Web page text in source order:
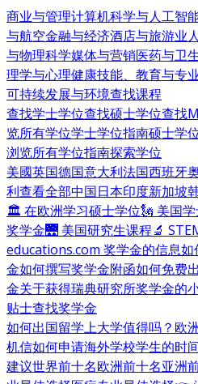
商业与管理计算机科学与人工智
与航空金融与经济酒店与旅游业
与物理科学媒体与营销医药与卫
理学与心理健康技能、教育与专
可持续发展与环境查找课程
查找学士学位查找硕士学位查找
览所有学位学士学位指南硕士学
浏览所有学位指南探索学位
美國英国德国意大利法国西班牙
利查看全部中国日本印度新加坡
🏛 在欧洲学习硕士学位🗽 美国
奖学金🌉 美国研究生课程🔬
educations.com 奖学金的信息如
金如何撰写奖学金附函如何免费
金关于获得瑞典研究所奖学金的
贴士查找奖学金
如何出国留学上大学值得吗？ 欧
机信如何申请海外学校学生的时
建议世界前十名欧洲前十名亚洲